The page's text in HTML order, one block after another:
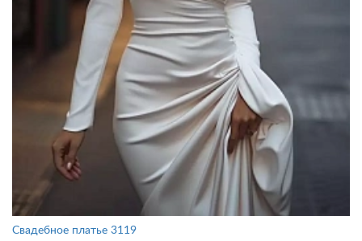
Свадебное платье 3119